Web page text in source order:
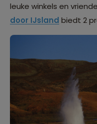
leuke winkels en
door IJsland biedt 2